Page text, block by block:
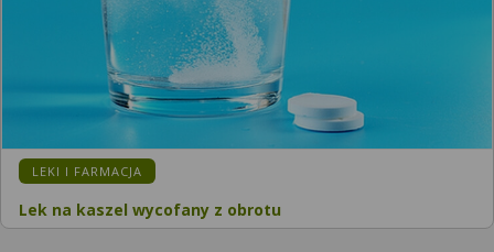
KATEGORIA:
LEKI I FARMACJA
Lek na kaszel wycofany z obrotu